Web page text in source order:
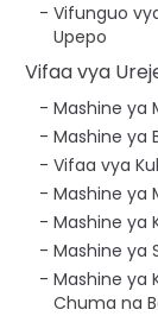
Vifunguo
Upepo
Vifaa vya
Mashine ya
Mashine ya
Vifaa vya
Mashine ya
Mashine ya
Mashine ya
Mashine ya
Chuma na